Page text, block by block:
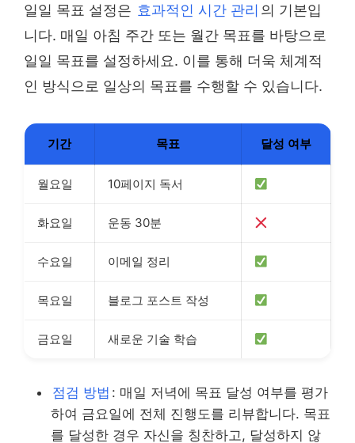
일일 목표 설정은 효과적인 시간 관리 의 기본입
니다. 매일 아침 주간 또는 월간 목표를 바탕으로
일일 목표를 설정하세요. 이를 통해 더욱 체계적
인 방식으로 일상의 목표를 수행할 수 있습니다.
기간 목표 달성 여부
월요일 10페이지 독서
화요일 운동 30분
수요일 이메일 정리
목요일 블로그 포스트 작성
금요일 새로운 기술 학습
점검 방법 : 매일 저녁에 목표 달성 여부를 평가
하여 금요일에 전체 진행도를 리뷰합니다. 목표
를 달성한 경우 자신을 칭찬하고, 달성하지 않